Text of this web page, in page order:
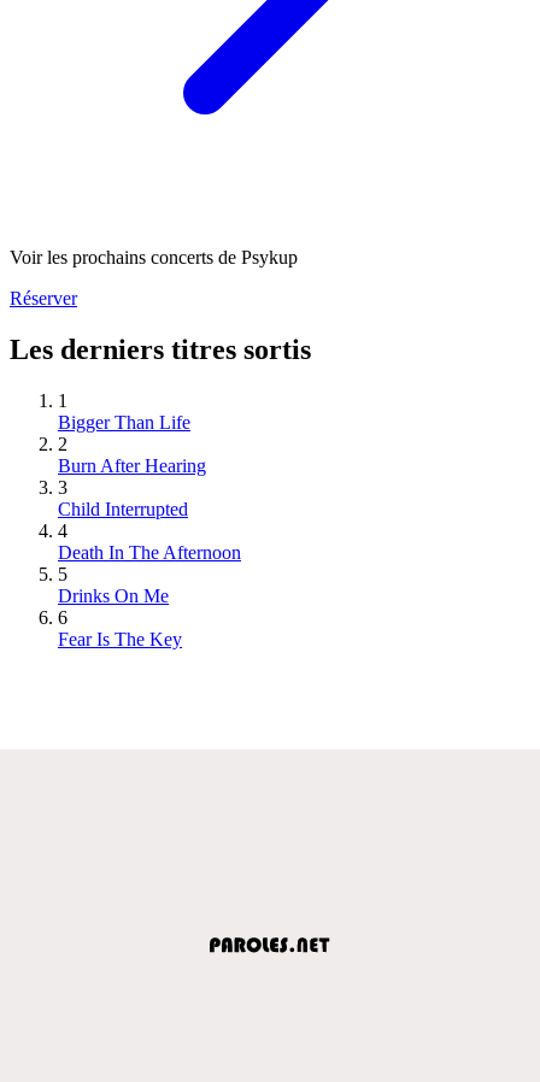
Voir les prochains concerts de Psykup
Réserver
Les derniers titres sortis
1
Bigger Than Life
2
Burn After Hearing
3
Child Interrupted
4
Death In The Afternoon
5
Drinks On Me
6
Fear Is The Key